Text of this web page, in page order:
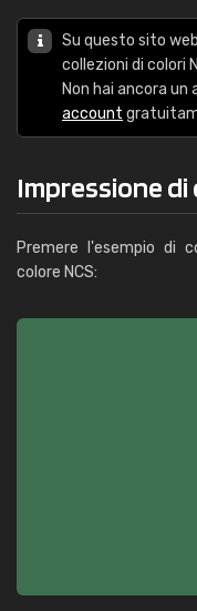
Su questo sito
collezioni di colori
Non hai ancora un
account
Impressione di
Premere l'esempio di
colore NCS: